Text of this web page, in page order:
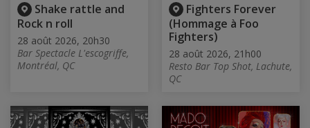
Shake rattle and
Rock n roll
28 août 2026, 20h30
Bar Spectacle L'escogriffe,
Montréal, QC
Fighters Forever
(Hommage à Foo
Fighters)
28 août 2026, 21h00
Resto Bar Top Shot, Lachute,
QC